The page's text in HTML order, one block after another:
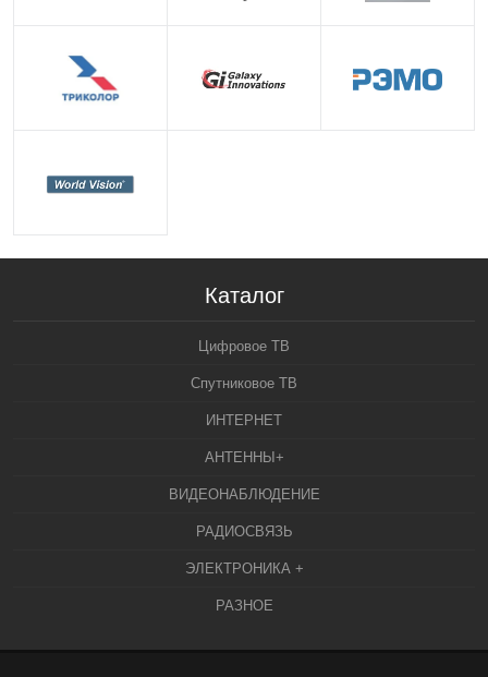
Каталог
Цифровое ТВ
Спутниковое ТВ
ИНТЕРНЕТ
АНТЕННЫ+
ВИДЕОНАБЛЮДЕНИЕ
РАДИОСВЯЗЬ
ЭЛЕКТРОНИКА +
РАЗНОЕ